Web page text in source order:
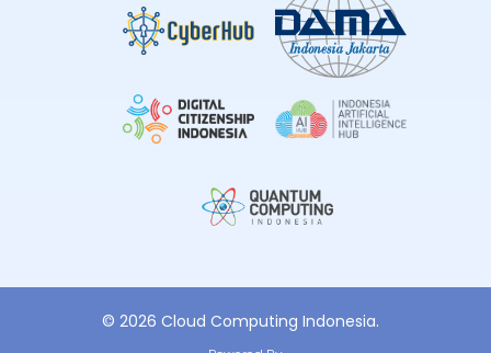
© 2026 Cloud Computing Indonesia.